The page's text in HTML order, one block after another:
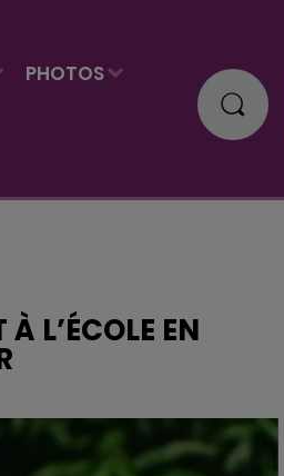
PHOTOS
L’ÉCOLE EN